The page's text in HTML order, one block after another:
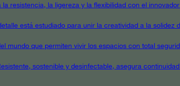
resistencia, la ligereza y la flexibilidad con el
está estudiado para unir la creatividad a la solidez
mundo que permiten vivir los espacios con total
sostenible y desinfectable, asegura